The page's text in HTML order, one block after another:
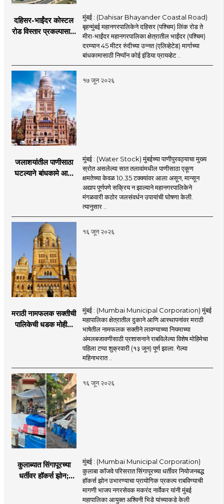
दहिसर-भाईंदर कोस्टल
रोड विस्तार प्रकल्पासाठी
मंजुरीची प्रतीक्षा
मुंबई : (Dahisar Bhayander Coastal Road)
बृहन्मुंबई महानगरपालिकेने दहिसर (पश्चिम) लिंक रोड ते
मीरा-भाईंदर महानगरपालिका क्षेत्रातील भाईंदर (पश्चिम)
दरम्यान 45 मीटर रुंदीच्या उन्नत (एलिव्हेटेड) मार्गाच्या
बांधकामासाठी निप्पॉन कोई इंडिया प्रायव्हेट ..
१७ जून २०२६
जलाशयांतील पाणीसाठा
घटल्याने बांधकामे आणि
निर्बंध
मुंबई : (Water Stock) मुंबईच्या पाणीपुरवठ्याचा मुख्य
स्रोत असलेल्या सात तलावांमधील पाणीसाठा एकूण
क्षमतेच्या केवळ 10.35 टक्क्यांवर आला असून, मान्सून
अद्याप पूर्णपणे सक्रिय न झाल्याने महानगरपालिकेने
मंगळवारी कठोर जलसंवर्धन उपायांची घोषणा केली.
त्यानुसार ..
१६ जून २०२६
मराठी नामफलक सक्तीची
पालिकेची धडक मोहीम;
मुंबई : (Mumbai Municipal Corporation) मुंबई
महापालिका क्षेत्रातील दुकाने आणि आस्थापनांवर मराठी
भाषेतील नामफलक सक्तीने लावण्याच्या नियमाच्या
अंमलबजावणीसाठी प्रशासनाने राबविलेल्या विशेष मोहिमेचा
पहिला टप्पा शुक्रवारी (१३ जून) पूर्ण झाला. गेल्या
महिनाभरात ..
१६ जून २०२६
कुलाब्यात सिंगापूरच्या
धर्तीवर हॉकर्स झोन;
मुंबई : (Mumbai Municipal Corporation)
कुलाबा कॉजवे परिसरात सिंगापूरच्या धर्तीवर नियोजनबद्ध
हॉकर्स झोन उभारण्याचा प्रायोगिक प्रकल्प राबविण्याची
मागणी भाजप नगरसेवक मकरंद नार्वेकर यांनी मुंबई
महापालिका आयुक्त अश्विनी भिडे यांच्याकडे केली